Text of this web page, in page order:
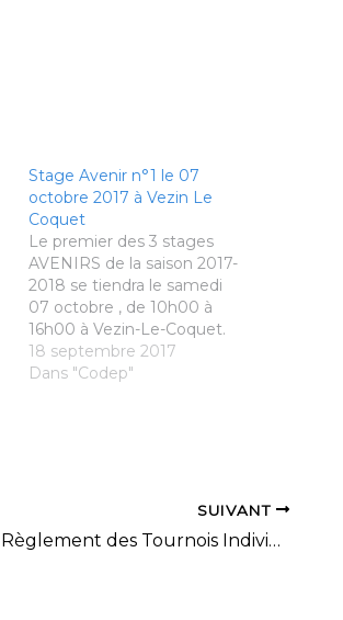
Stage Avenir n°1 le 07
octobre 2017 à Vezin Le
Coquet
Le premier des 3 stages
AVENIRS de la saison 2017-
2018 se tiendra le samedi
07 octobre , de 10h00 à
16h00 à Vezin-Le-Coquet.
Cette journée, gratuite, a
pour vocation, la détection
18 septembre 2017
Dans "Codep"
SUIVANT
Règlement des Tournois Individuels Jeunes 2017-2018